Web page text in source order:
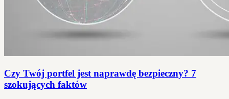
Czy Twój portfel jest naprawdę bezpieczny? 7
szokujących faktów